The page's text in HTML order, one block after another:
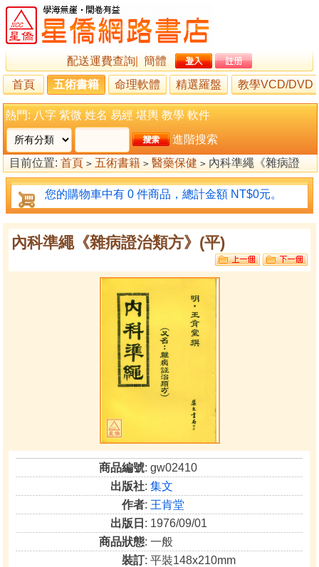
配送運費查詢
簡體
首頁
五術書籍 命理軟體 精選羅盤 教學VCD/DVD
熱門: 八字 紫微 姓名 易經 堪輿 教學 軟件
進階搜索
目前位置: 首頁 > 五術書籍 > 醫藥保健 > 內科準繩《雜病證
治類方》(平)
您的購物車中有 0 件商品，總計金額 NT$0元。
內科準繩《雜病證治類方》(平)
商品編號: gw02410
出版社:集文
作者: 王肯堂
出版日 : 1976/09/01
商品狀態: 一般
裝訂: 平裝148x210mm